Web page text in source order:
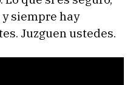
siempre hay
Juzguen ustedes.